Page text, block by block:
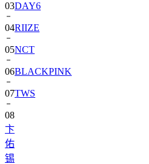
03DAY6
04RIIZE
05NCT
06BLACKPINK
07TWS
08
卞
佑
锡